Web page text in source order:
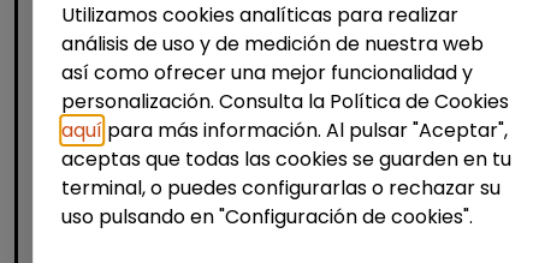
Auracee selecciona un/a operario/a de
limpieza con certificado de discapacidad
para trabajar en turno de noche en una
fábrica situada en Villajoyosa. La persona
seleccionada realizar&aac...
% de respuesta: 100,00%
Utilizamos cookies analíticas para realizar
análisis de uso y de medición de nuestra web
así como ofrecer una mejor funcionalidad y
personalización. Consulta la Política de Cookies
aquí para más información. Al pulsar "Aceptar",
aceptas que todas las cookies se guarden en tu
terminal, o puedes configurarlas o rechazar su
uso pulsando en "Configuración de cookies".